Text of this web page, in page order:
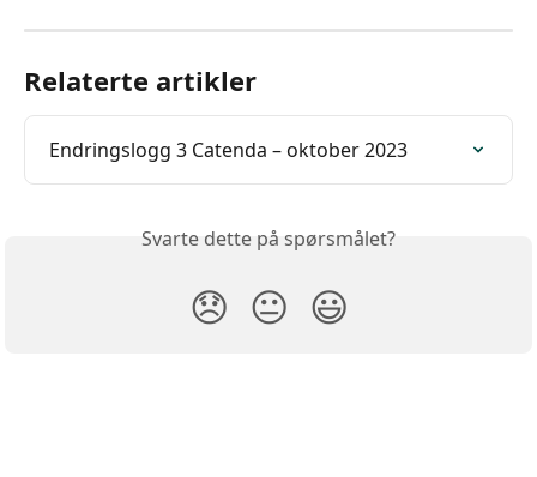
Relaterte artikler
Endringslogg 3 Catenda – oktober 2023
Svarte dette på spørsmålet?
😞 😐 😃